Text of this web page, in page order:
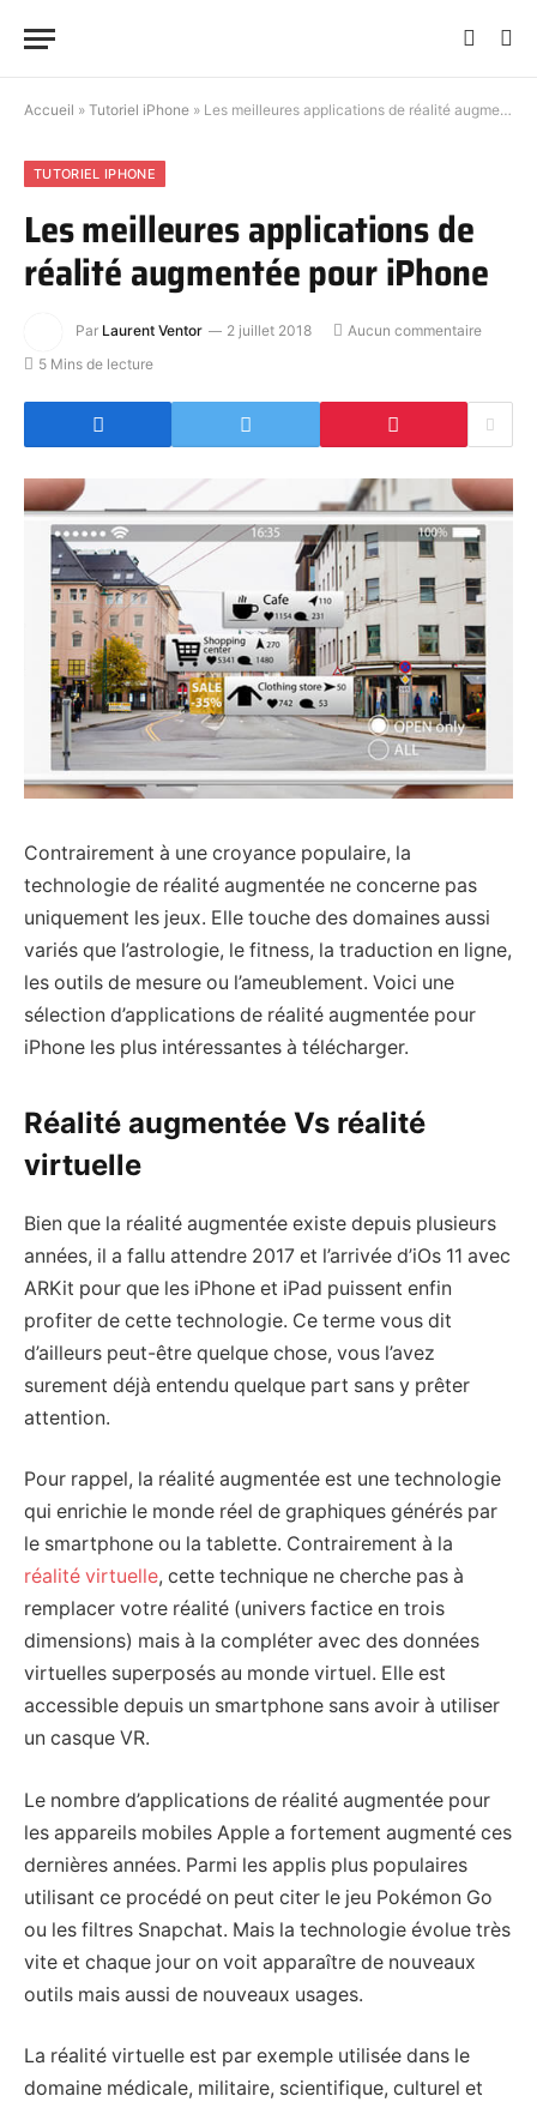
Accueil » Tutoriel iPhone » Les meilleures applications de réalité augmentée pour iPhone
TUTORIEL IPHONE
Les meilleures applications de
réalité augmentée pour iPhone
Par Laurent Ventor 2 juillet 2018
Aucun commentaire
5 Mins de lecture
Contrairement à une croyance populaire, la
technologie de réalité augmentée ne concerne pas
uniquement les jeux. Elle touche des domaines aussi
variés que l’astrologie, le fitness, la traduction en ligne,
les outils de mesure ou l’ameublement. Voici une
sélection d’applications de réalité augmentée pour
iPhone les plus intéressantes à télécharger.
Réalité augmentée Vs réalité
virtuelle
Bien que la réalité augmentée existe depuis plusieurs
années, il a fallu attendre 2017 et l’arrivée d’iOs 11 avec
ARKit pour que les iPhone et iPad puissent enfin
profiter de cette technologie. Ce terme vous dit
d’ailleurs peut-être quelque chose, vous l’avez
surement déjà entendu quelque part sans y prêter
attention.
Pour rappel, la réalité augmentée est une technologie
qui enrichie le monde réel de graphiques générés par
le smartphone ou la tablette. Contrairement à la
réalité virtuelle, cette technique ne cherche pas à
remplacer votre réalité (univers factice en trois
dimensions) mais à la compléter avec des données
virtuelles superposés au monde virtuel. Elle est
accessible depuis un smartphone sans avoir à utiliser
un casque VR.
Le nombre d’applications de réalité augmentée pour
les appareils mobiles Apple a fortement augmenté ces
dernières années. Parmi les applis plus populaires
utilisant ce procédé on peut citer le jeu Pokémon Go
ou les filtres Snapchat. Mais la technologie évolue très
vite et chaque jour on voit apparaître de nouveaux
outils mais aussi de nouveaux usages.
La réalité virtuelle est par exemple utilisée dans le
domaine médicale, militaire, scientifique, culturel et